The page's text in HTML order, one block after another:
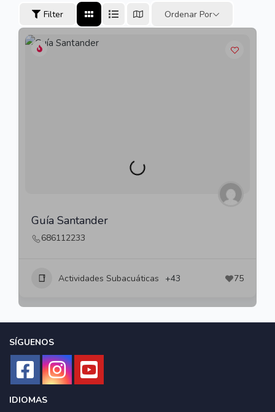
Filter
Ordenar Por
Guía Santander
686112233
Actividades Subacuáticas +43 75
SÍGUENOS
IDIOMAS